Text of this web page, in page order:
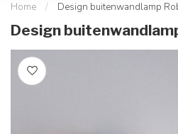
Home / Design buitenwandlamp
Design